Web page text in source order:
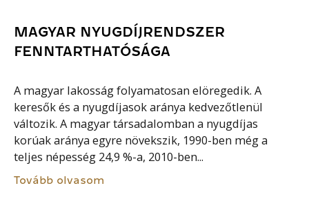
MAGYAR NYUGDÍJRENDSZER
FENNTARTHATÓSÁGA
A magyar lakosság folyamatosan elöregedik. A
keresők és a nyugdíjasok aránya kedvezőtlenül
változik. A magyar társadalomban a nyugdíjas
korúak aránya egyre növekszik, 1990-ben még a
teljes népesség 24,9 %-a, 2010-ben...
Tovább olvasom